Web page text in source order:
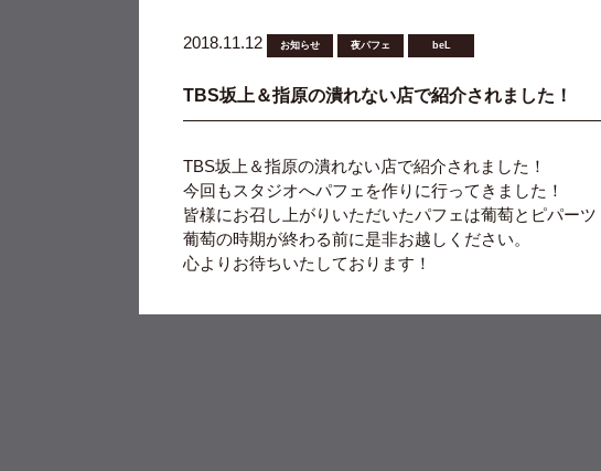
2018.11.12 お知らせ 夜パフェ beL
TBS坂上＆指原の潰れない店で紹介されました！
TBS坂上＆指原の潰れない店で紹介されました！
今回もスタジオへパフェを作りに行ってきました！
皆様にお召し上がりいただいたパフェは葡萄とピパーツ
葡萄の時期が終わる前に是非お越しください。
心よりお待ちいたしております！